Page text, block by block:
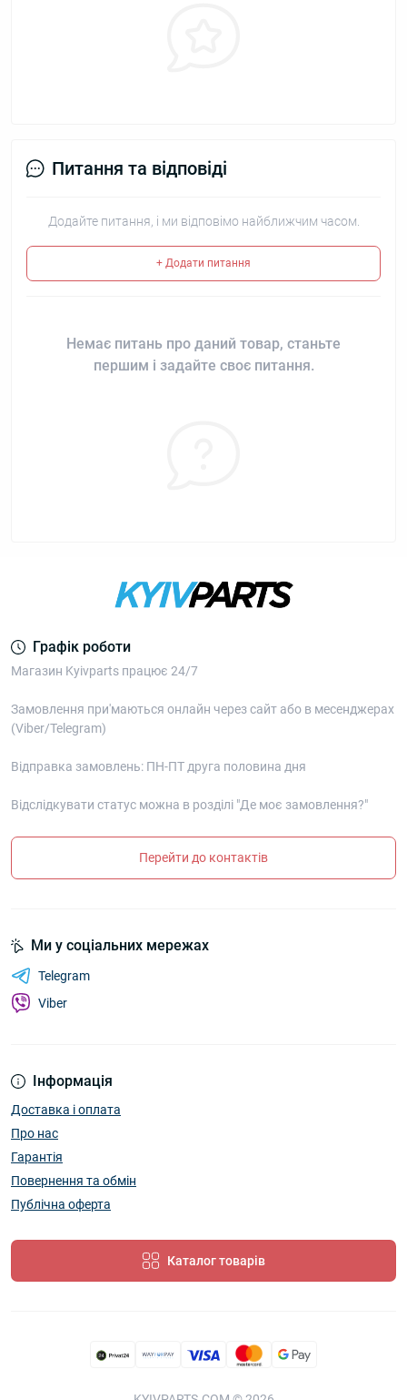
Питання та відповіді
Додайте питання, і ми відповімо найближчим часом.
+ Додати питання
Немає питань про даний товар, станьте
першим і задайте своє питання.
Графік роботи
Магазин Kyivparts працює 24/7
Замовлення при'маються онлайн через сайт або в месенджерах
(Viber/Telegram)
Відправка замовлень: ПН-ПТ друга половина дня
Відслідкувати статус можна в розділі "Де моє замовлення?"
Перейти до контактів
Інформація
Доставка і оплата
Про нас
Гарантія
Повернення та обмін
Публічна оферта
Каталог товарів
Ми у соціальних мережах
Telegram
Viber